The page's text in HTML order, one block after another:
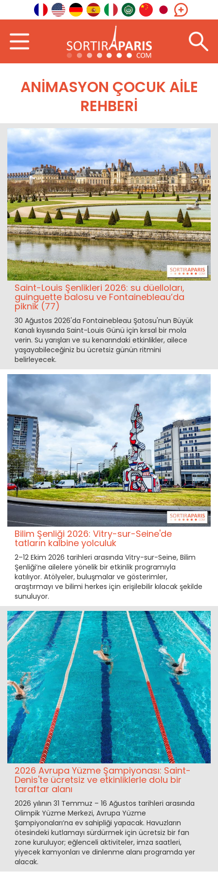
ANIMASYON ÇOCUK AILE
REHBERI
Saint-Louis Şenlikleri 2026: su düelloları,
guinguette balosu ve Fontainebleau’da
piknik (77)
30 Ağustos 2026'da Fontainebleau Şatosu'nun Büyük
Kanalı kıyısında Saint-Louis Günü için kırsal bir mola
verin. Su yarışları ve su kenarındaki etkinlikler, ailece
yaşayabileceğiniz bu ücretsiz günün ritmini
belirleyecek.
Bilim Şenliği 2026: Vitry-sur-Seine'de
tatların kalbine yolculuk
2–12 Ekim 2026 tarihleri arasında Vitry-sur-Seine, Bilim
Şenliği’ne ailelere yönelik bir etkinlik programıyla
katılıyor. Atölyeler, buluşmalar ve gösterimler,
araştırmayı ve bilimi herkes için erişilebilir kılacak şekilde
sunuluyor.
2026 Avrupa Yüzme Şampiyonası: Saint-
Denis'te ücretsiz ve etkinliklerle dolu bir
taraftar alanı
2026 yılının 31 Temmuz – 16 Ağustos tarihleri arasında
Olimpik Yüzme Merkezi, Avrupa Yüzme
Şampiyonaları’na ev sahipliği yapacak. Havuzların
ötesindeki kutlamayı sürdürmek için ücretsiz bir fan
zone kuruluyor; eğlenceli aktiviteler, imza saatleri,
yiyecek kamyonları ve dinlenme alanı programda yer
alacak.